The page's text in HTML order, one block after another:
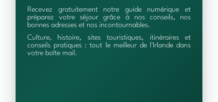
Recevez gratuitement notre guide numérique et
préparez votre séjour grâce à nos conseils, nos
bonnes adresses et nos incontournables.
Culture, histoire, sites touristiques, itinéraires et
conseils pratiques : tout le meilleur de l'Irlande dans
votre boîte mail.